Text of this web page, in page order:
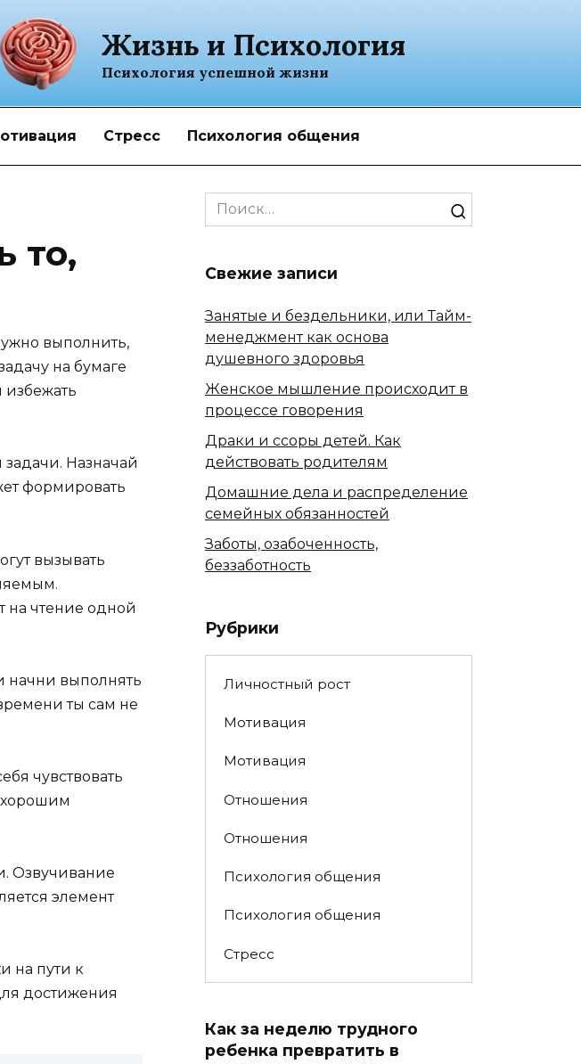
Жизнь и Психология
Психология успешной жизни
Стресс Психология общения
то,
выполнить,
на бумаге
избежать
Назначай
формировать
вызывать
на чтение одной
начни выполнять
ты сам не
чувствовать
хорошим
Озвучивание
элемент
на пути к
достижения
Search
for:
Свежие записи
Занятые и бездельники, или Тайм-
менеджмент как основа
душевного здоровья
Женское мышление происходит в
процессе говорения
Драки и ссоры детей. Как
действовать родителям
Домашние дела и распределение
семейных обязанностей
Заботы, озабоченность,
беззаботность
Рубрики
Личностный рост
Мотивация
Мотивация
Отношения
Отношения
Психология общения
Психология общения
Стресс
Как за неделю трудного
ребенка превратить в